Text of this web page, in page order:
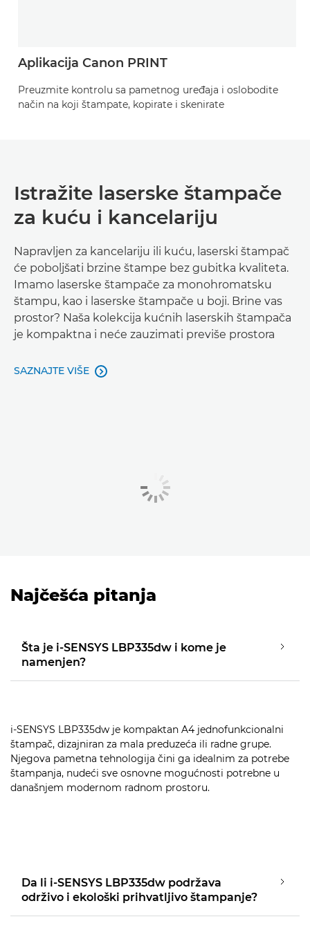
Aplikacija Canon PRINT
Preuzmite kontrolu sa pametnog uređaja i oslobodite
način na koji štampate, kopirate i skenirate
Istražite laserske štampače
za kuću i kancelariju
Napravljen za kancelariju ili kuću, laserski štampač
će poboljšati brzine štampe bez gubitka kvaliteta.
Imamo laserske štampače za monohromatsku
štampu, kao i laserske štampače u boji. Brine vas
prostor? Naša kolekcija kućnih laserskih štampača
je kompaktna i neće zauzimati previše prostora
SAZNAJTE VIŠE 
Najčešća pitanja
Šta je i-SENSYS LBP335dw i kome je
namenjen?
i-SENSYS LBP335dw je kompaktan A4 jednofunkcionalni
štampač, dizajniran za mala preduzeća ili radne grupe.
Njegova pametna tehnologija čini ga idealnim za potrebe
štampanja, nudeći sve osnovne mogućnosti potrebne u
današnjem modernom radnom prostoru.
Da li i-SENSYS LBP335dw podržava
održivo i ekološki prihvatljivo štampanje?